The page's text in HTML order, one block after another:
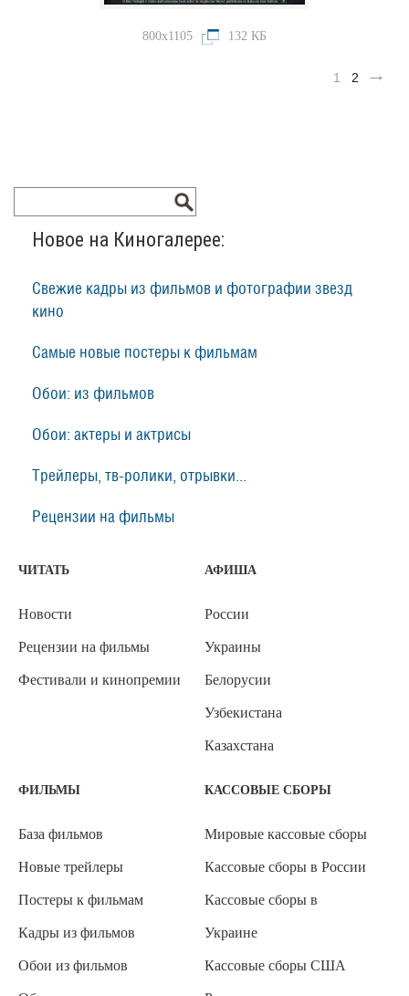
800x1105 132 КБ
1 2
Новое на Киногалерее:
Свежие кадры из фильмов и фотографии звезд
кино
Самые новые постеры к фильмам
Обои: из фильмов
Обои: актеры и актрисы
Трейлеры, тв-ролики, отрывки...
Рецензии на фильмы
ЧИТАТЬ
Новости
Рецензии на фильмы
Фестивали и кинопремии
АФИША
России
Украины
Белорусии
Узбекистана
Казахстана
ФИЛЬМЫ
База фильмов
Новые трейлеры
Постеры к фильмам
Кадры из фильмов
Обои из фильмов
КАССОВЫЕ СБОРЫ
Мировые кассовые сборы
Кассовые сборы в России
Кассовые сборы в
Украине
Кассовые сборы США